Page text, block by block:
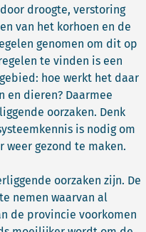
droogte, verstoring
van het korhoen en de
genomen om dit op
te vinden is een
hoe werkt het daar
en dieren? Daarmee
oorzaken. Denk
is nodig om
gezond te maken.
oorzaken zijn. De
nemen waarvan al
de provincie voorkomen